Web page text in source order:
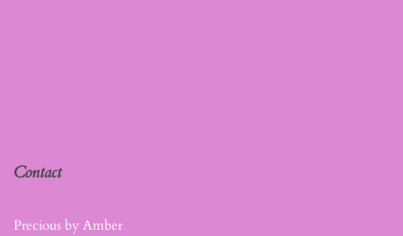
Contact
Precious by Amber